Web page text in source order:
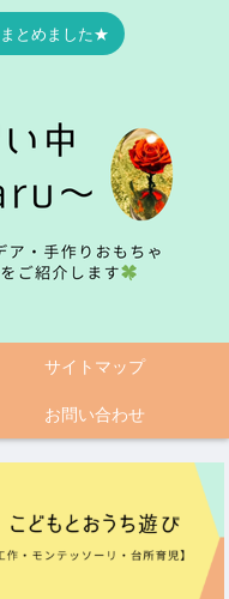
とめました★
サイトマップ
お問い合わせ